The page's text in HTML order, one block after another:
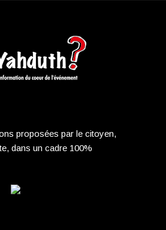
proposées par le citoyen,
dans un cadre 100%